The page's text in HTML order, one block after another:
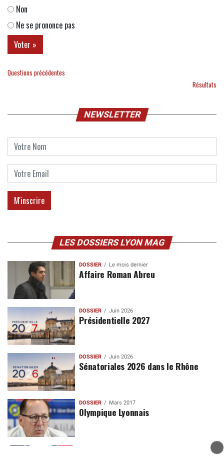
Non
Ne se prononce pas
Questions précédentes
Résultats
NEWSLETTER
LES DOSSIERS LYON MAG
DOSSIER Le mois dernier
Affaire Roman Abreu
DOSSIER Juin 2026
Présidentielle 2027
DOSSIER Juin 2026
Sénatoriales 2026 dans le Rhône
DOSSIER Mars 2017
Olympique Lyonnais